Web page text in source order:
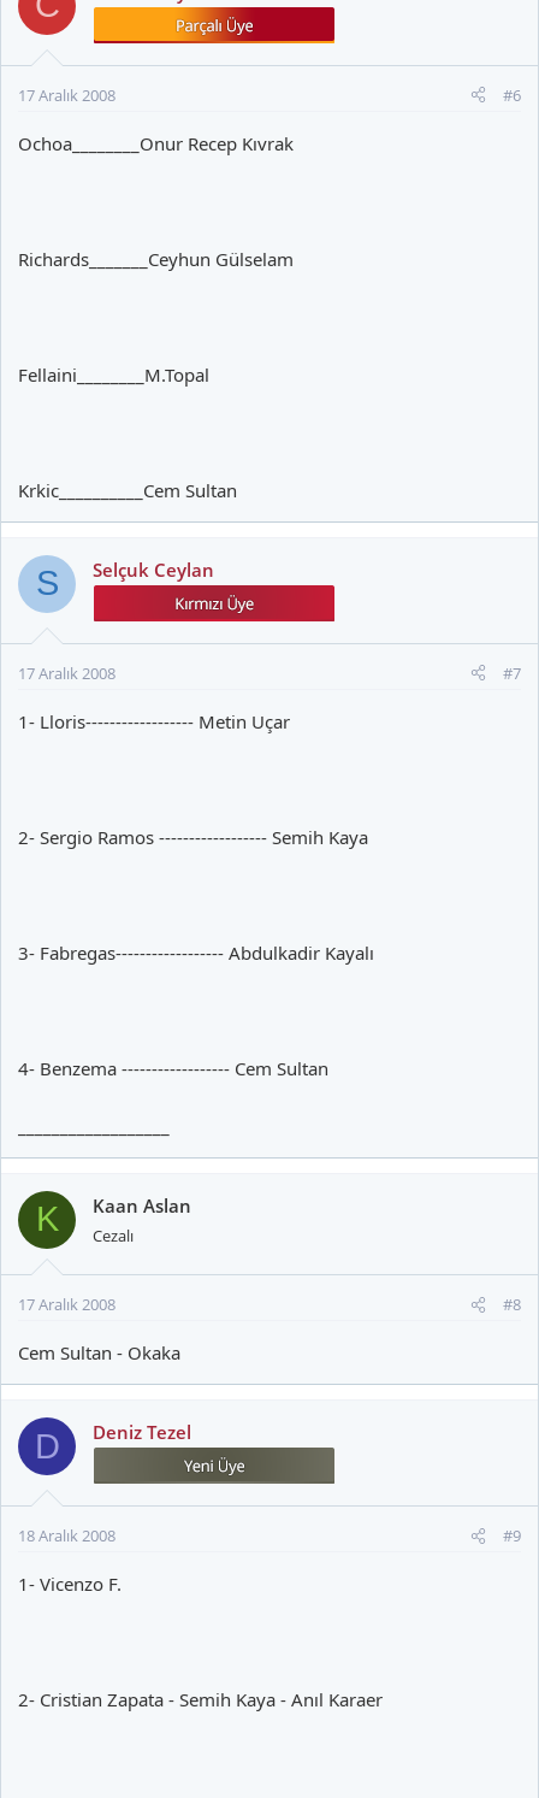
17 Aralık 2008 #6
Ochoa________Onur Recep Kıvrak
Richards_______Ceyhun Gülselam
Fellaini________M.Topal
Krkic__________Cem Sultan
S Selçuk Ceylan
17 Aralık 2008 #7
1- Lloris------------------ Metin Uçar
2- Sergio Ramos ------------------ Semih Kaya
3- Fabregas------------------ Abdulkadir Kayalı
4- Benzema ------------------ Cem Sultan
K Kaan Aslan
Cezalı
17 Aralık 2008 #8
Cem Sultan - Okaka
D Deniz Tezel
18 Aralık 2008 #9
1- Vicenzo F.
2- Cristian Zapata - Semih Kaya - Anıl Karaer